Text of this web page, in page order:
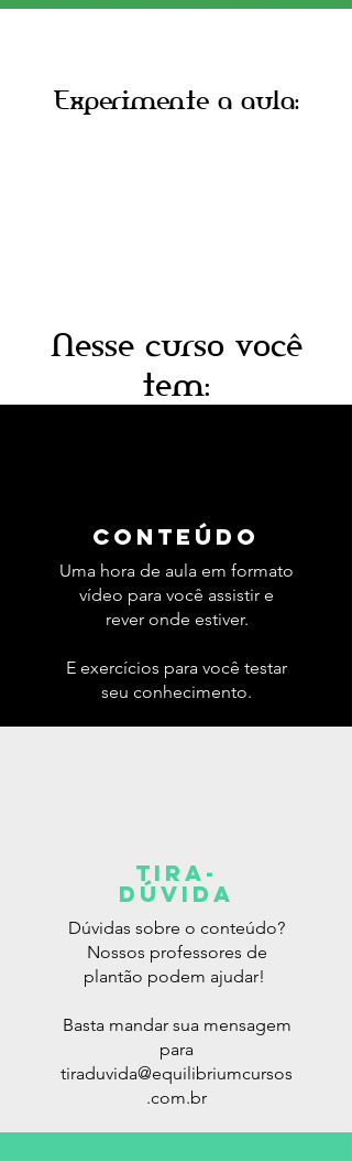
Experimente a aula:
Nesse curso você
tem:
COnteúdo
Uma hora de aula em formato
vídeo para você assistir e
rever onde estiver.
E exercícios para você testar
seu conhecimento.
Tira-
dúvida
Dúvidas sobre o conteúdo?
Nossos professores de
plantão podem ajudar!
Basta mandar sua mensagem
para
tiraduvida@equilibriumcursos
.com.br